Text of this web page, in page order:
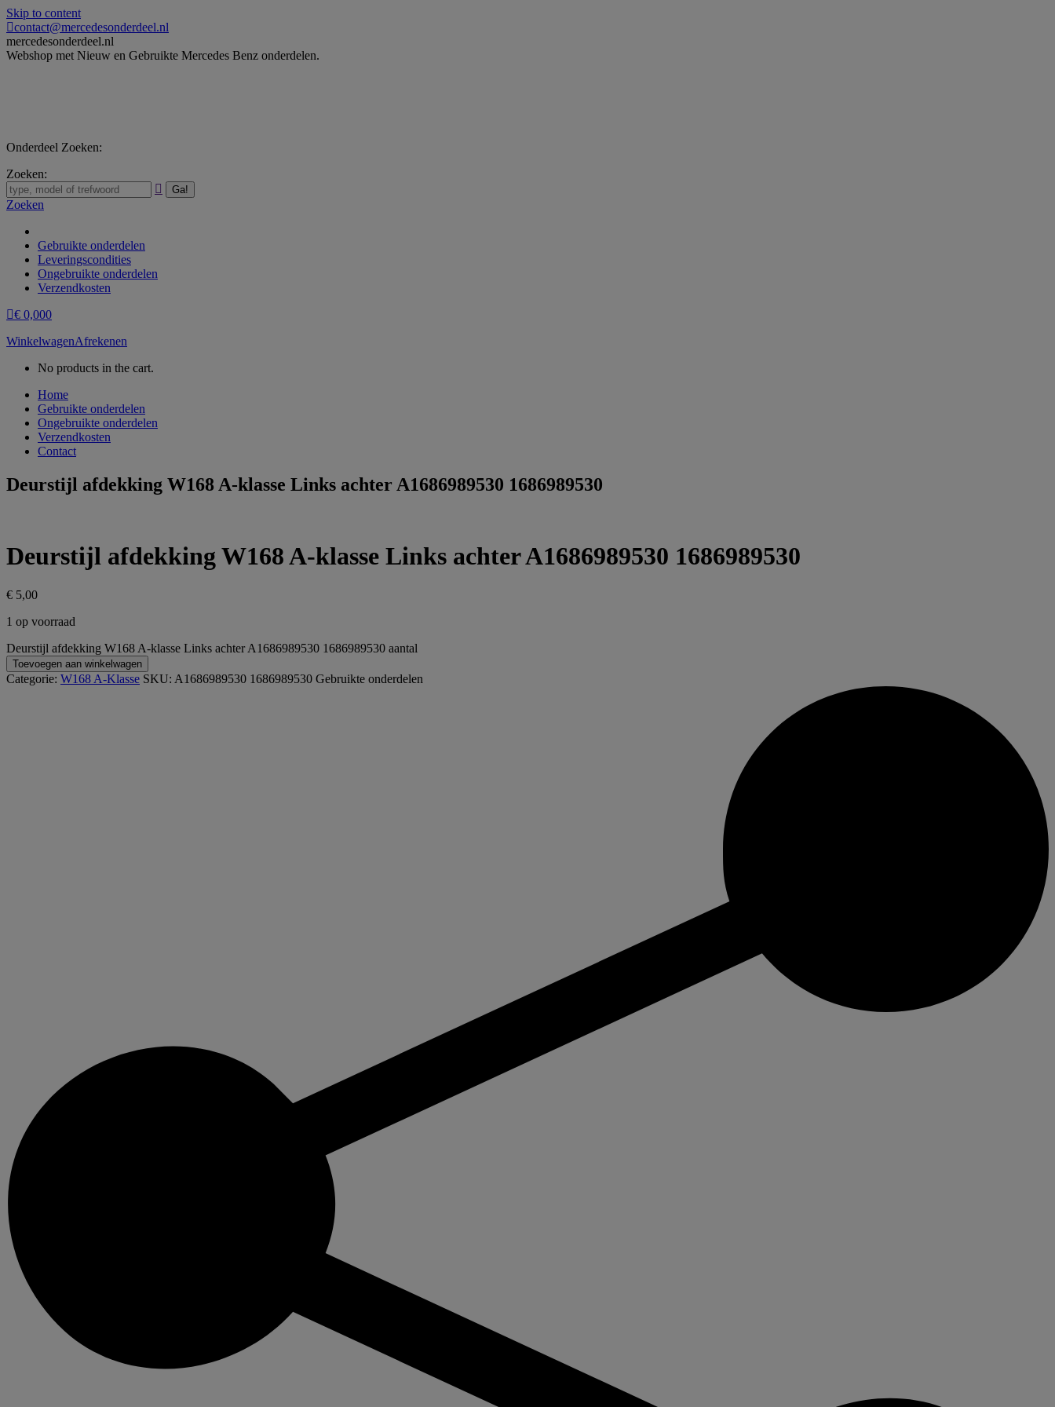
Skip to content
contact@mercedesonderdeel.nl
mercedesonderdeel.nl
Webshop met Nieuw en Gebruikte Mercedes Benz onderdelen.
Onderdeel Zoeken:
Zoeken:
Zoeken
Gebruikte onderdelen
Leveringscondities
Ongebruikte onderdelen
Verzendkosten
€ 0,000
WinkelwagenAfrekenen
No products in the cart.
Home
Gebruikte onderdelen
Ongebruikte onderdelen
Verzendkosten
Contact
Deurstijl afdekking W168 A-klasse Links achter A1686989530 1686989530
Deurstijl afdekking W168 A-klasse Links achter A1686989530 1686989530
€ 5,00
1 op voorraad
Deurstijl afdekking W168 A-klasse Links achter A1686989530 1686989530 aantal
Toevoegen aan winkelwagen
Categorie: W168 A-Klasse SKU: A1686989530 1686989530 Gebruikte onderdelen